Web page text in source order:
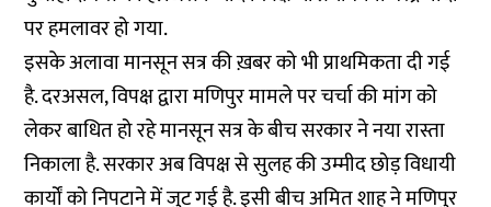
पर हमलावर हो गया.
इसके अलावा मानसून सत्र की ख़बर को भी प्राथमिकता दी गई
है. दरअसल, विपक्ष द्वारा मणिपुर मामले पर चर्चा की मांग को
लेकर बाधित हो रहे मानसून सत्र के बीच सरकार ने नया रास्ता
निकाला है. सरकार अब विपक्ष से सुलह की उम्मीद छोड़ विधायी
कार्यों को निपटाने में जुट गई है. इसी बीच अमित शाह ने मणिपुर